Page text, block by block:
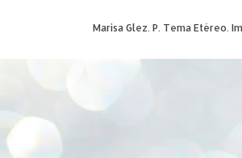
Marisa Glez. P. Tema Etéreo.